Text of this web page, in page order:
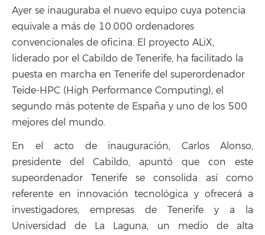
Ayer se inauguraba el nuevo equipo cuya potencia
equivale a más de 10.000 ordenadores
convencionales de oficina. El proyecto ALiX,
liderado por el Cabildo de Tenerife, ha facilitado la
puesta en marcha en Tenerife del superordenador
Teide-HPC (High Performance Computing), el
segundo más potente de España y uno de los 500
mejores del mundo.
En el acto de inauguración, Carlos Alonso,
presidente del Cabildo, apuntó que con este
supeordenador `Tenerife se consolida así como
referente en innovación tecnológica y ofrecerá a
investigadores, empresas de Tenerife y a la
Universidad de La Laguna, un medio de alta